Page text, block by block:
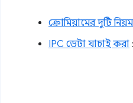
ক্রোমিয়ামের দুটি নিয়ম
IPC ডেটা যাচাই করা